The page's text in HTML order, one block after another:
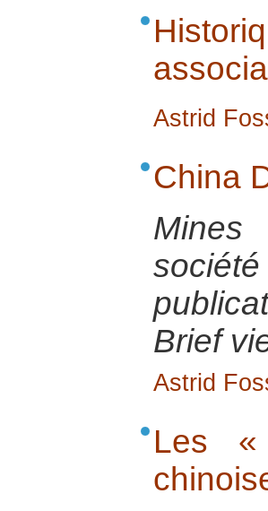
Astrid
China
Brief
Astrid
Les «